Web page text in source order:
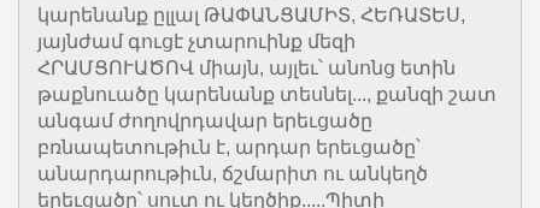
կարենանք ըլլալ ԹԱՓԱՆՑԱՄԻՏ, ՀԵՌԱՏԵՍ,
յայնժամ գուցէ չտարուինք մեզի
ՀՐԱՄՑՈՒԱԾՈՎ միայն, այլեւ՝ անոնց ետին
թաքնուածը կարենանք տեսնել..., քանզի շատ
անգամ ժողովրդավար երեւցածը
բռնապետութիւն է, արդար երեւցածը՝
անարդարութիւն, ճշմարիտ ու անկեղծ
երեւցածը՝ սուտ ու կեղծիք.....Պիտի